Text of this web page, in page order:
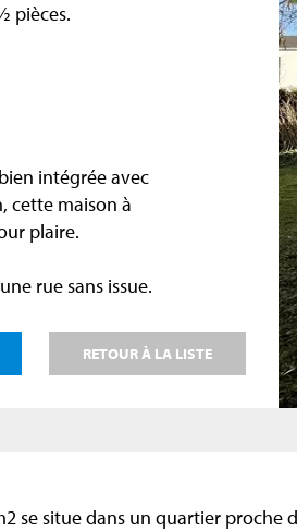
pièces.
intégrée avec
cette maison à
plaire.
rue sans issue.
RETOUR À LA LISTE
se situe dans un quartier proche